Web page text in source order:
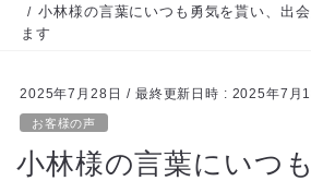
小林様の言葉にいつも勇気を貰い、出
ます
2025年7月28日 / 最終更新日時 : 2025年7月
お客様の声
小林様の言葉にいつ